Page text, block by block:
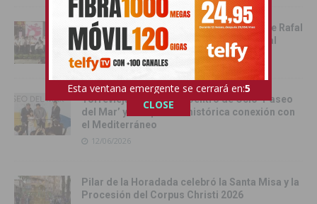
Rafal celebra la tercera edición del Día de Rafal
con historia, cultura y convivencia vecinal
13/06/2026
Torrevieja inaugura el Centro de Ocio ‘Paseo
del Mar’ y recupera su histórica conexión con
el Mediterráneo
12/06/2026
Pilar de la Horadada celebró la Santa Misa y la
Procesión del Corpus Christi 2026
Esta ventana emergente se cerrará en:4
CLOSE